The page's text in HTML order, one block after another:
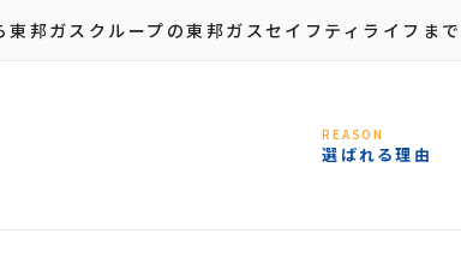
邦ガスクループの東邦ガスセイフティライフまで
REASON
選ばれる理由